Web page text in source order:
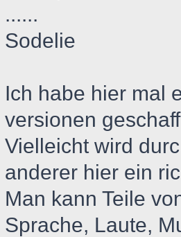
......
Sodelie
Ich habe hier mal
versionen
Vielleicht wird
anderer hier ein
Man kann Teile
Sprache, Laute,